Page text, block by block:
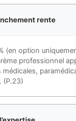
rente
(en option
professionnel
(P.23)